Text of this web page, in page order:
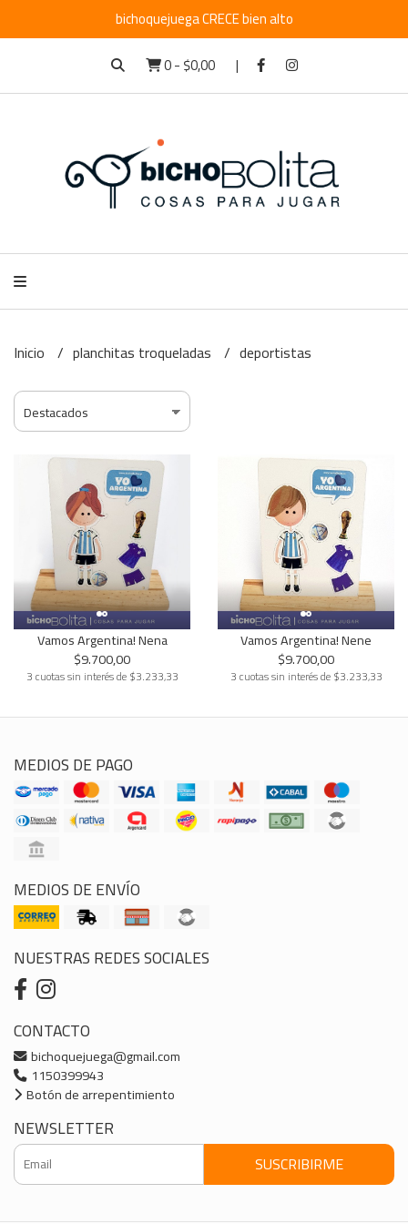
bichoquejuega CRECE bien alto
0-$0,00
Inicio planchitas troqueladas deportistas
Vamos Argentina! Nena
$9.700,00
3 cuotas sin interés de $3.233,33
Vamos Argentina! Nene
$9.700,00
3 cuotas sin interés de $3.233,33
MEDIOS DE PAGO
MEDIOS DE ENVÍO
NUESTRAS REDES SOCIALES
CONTACTO
bichoquejuega@gmail.com
1150399943
Botón de arrepentimiento
NEWSLETTER
SUSCRIBIRME